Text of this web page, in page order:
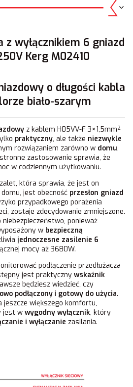
z wyłącznikiem 6 gniazd
Kerg M02410
o długości kabla
biało-szarym
z kablem H05VV-F 3×1,5mm²
praktyczny, ale także niezwykle
rozwiązaniem zarówno w domu,
zastosowanie sprawia, że
w codziennym użytkowaniu.
która sprawia, że jest on
jest obecność przesłon gniazd
przypadkowego porażenia
zostaje zdecydowanie zmniejszone.
ponieważ
w bezpieczną
jednoczesne zasilenie 6
mocy aż 3680W.
podłączenie przedłużacza
jest praktyczny wskaźnik
będziesz wiedzieć, czy
podłączony i gotowy do użycia.
jeszcze większego komfortu,
jest w wygodny wyłącznik, który
i wyłączanie zasilania.